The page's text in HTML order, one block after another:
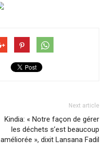
Next article
Kindia: « Notre façon de gérer
les déchets s’est beaucoup
améliorée », dixit Lansana Fadil